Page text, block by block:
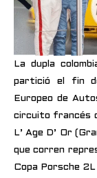
La dupla
partició el fin
Europeo de
circuito francés
L’ Age D’ Or
que corren
Copa Porsche 2L